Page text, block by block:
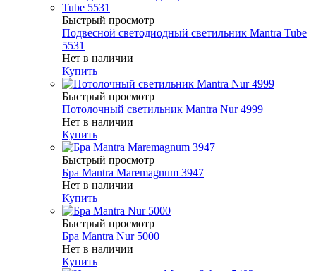
Быстрый просмотр
Подвесной светодиодный светильник Mantra Tube
5531
Нет в наличии
Купить
Быстрый просмотр
Потолочный светильник Mantra Nur 4999
Нет в наличии
Купить
Быстрый просмотр
Бра Mantra Maremagnum 3947
Нет в наличии
Купить
Быстрый просмотр
Бра Mantra Nur 5000
Нет в наличии
Купить